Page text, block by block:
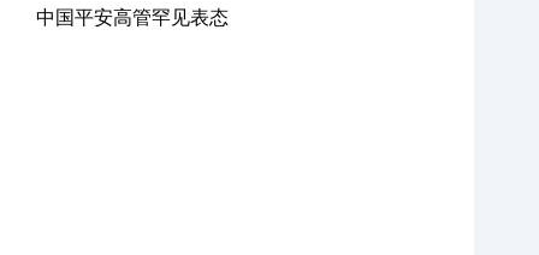
中国平安高管罕见表态